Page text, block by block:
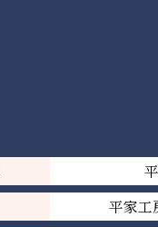
平家工